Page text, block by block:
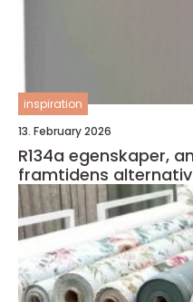
inspiration
13. February 2026
R134a egenskaper, användning och
framtidens alternativ